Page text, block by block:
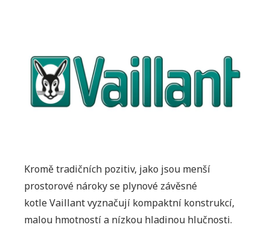
Kromě tradičních pozitiv, jako jsou menší
prostorové nároky se plynové závěsné
kotle Vaillant vyznačují kompaktní konstrukcí,
malou hmotností a nízkou hladinou hlučnosti.